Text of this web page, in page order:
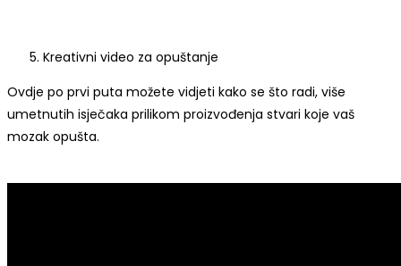
Kreativni video za opuštanje
Ovdje po prvi puta možete vidjeti kako se što radi, više
umetnutih isječaka prilikom proizvođenja stvari koje vaš
mozak opušta.